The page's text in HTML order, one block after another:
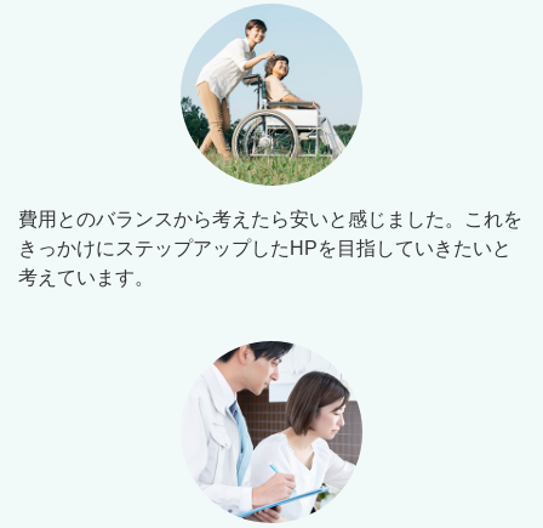
費用とのバランスから考えたら安いと感じました。これを
きっかけにステップアップしたHPを目指していきたいと
考えています。